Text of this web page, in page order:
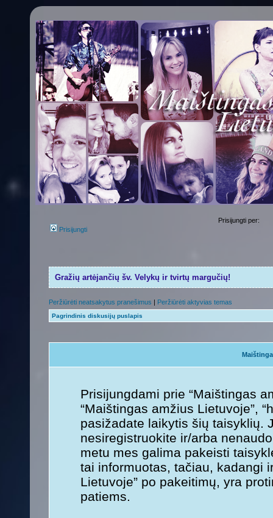
Prisijungti
Prisijungti per:
Gražių artėjančių šv. Velykų ir tvirtų margučių!
Peržiūrėti neatsakytus pranešimus | Peržiūrėti aktyvias temas
Pagrindinis diskusijų puslapis
Prisijungdami prie “Maištingas
“Maištingas amžius Lietuvoje”,
pasižadate laikytis šių taisyklių.
nesiregistruokite ir/arba
metu mes galima pakeisti
tai informuotas, tačiau, kadangi
Lietuvoje” po pakeitimų, yra
patiems.